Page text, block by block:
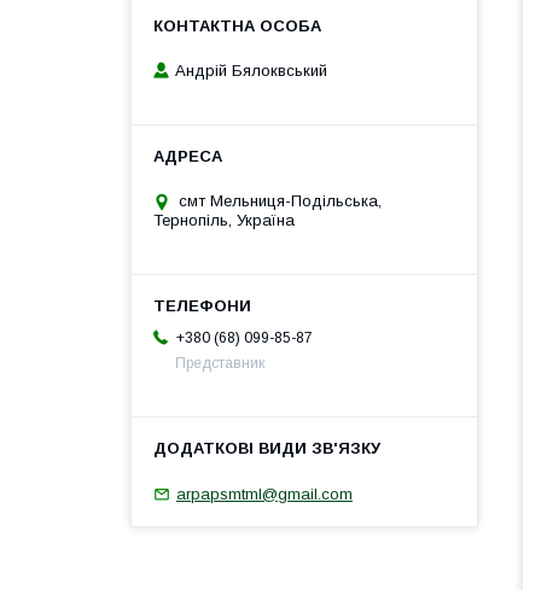
Андрій Бялоквський
смт Мельниця-Подільська,
Тернопіль, Україна
+380 (68) 099-85-87
Представник
arpapsmtml@gmail.com